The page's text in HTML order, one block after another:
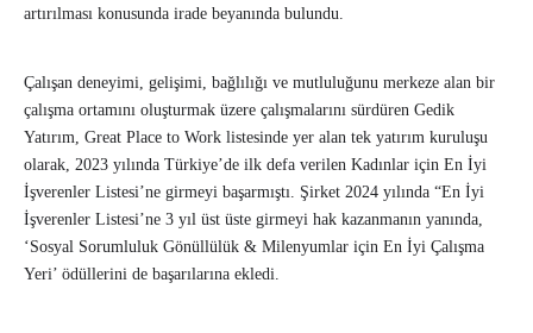
artırılması konusunda irade beyanında bulundu.
Çalışan deneyimi, gelişimi, bağlılığı ve mutluluğunu merkeze alan bir
çalışma ortamını oluşturmak üzere çalışmalarını sürdüren Gedik
Yatırım, Great Place to Work listesinde yer alan tek yatırım kuruluşu
olarak, 2023 yılında Türkiye’de ilk defa verilen Kadınlar için En İyi
İşverenler Listesi’ne girmeyi başarmıştı. Şirket 2024 yılında “En İyi
İşverenler Listesi’ne 3 yıl üst üste girmeyi hak kazanmanın yanında,
‘Sosyal Sorumluluk Gönüllülük & Milenyumlar için En İyi Çalışma
Yeri’ ödüllerini de başarılarına ekledi.